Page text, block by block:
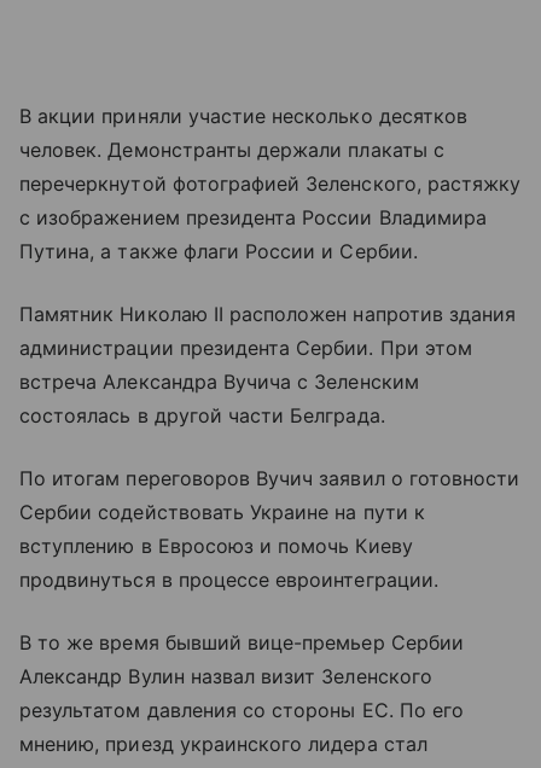
В акции приняли участие несколько десятков
человек. Демонстранты держали плакаты с
перечеркнутой фотографией Зеленского, растяжку
с изображением президента России Владимира
Путина, а также флаги России и Сербии.
Памятник Николаю II расположен напротив здания
администрации президента Сербии. При этом
встреча Александра Вучича с Зеленским
состоялась в другой части Белграда.
По итогам переговоров Вучич заявил о готовности
Сербии содействовать Украине на пути к
вступлению в Евросоюз и помочь Киеву
продвинуться в процессе евроинтеграции.
В то же время бывший вице-премьер Сербии
Александр Вулин назвал визит Зеленского
результатом давления со стороны ЕС. По его
мнению, приезд украинского лидера стал